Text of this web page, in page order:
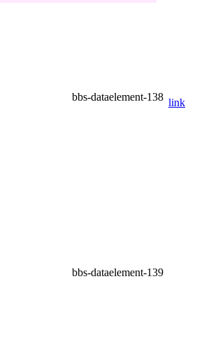
bbs-dataelement-138 link
bbs-dataelement-139